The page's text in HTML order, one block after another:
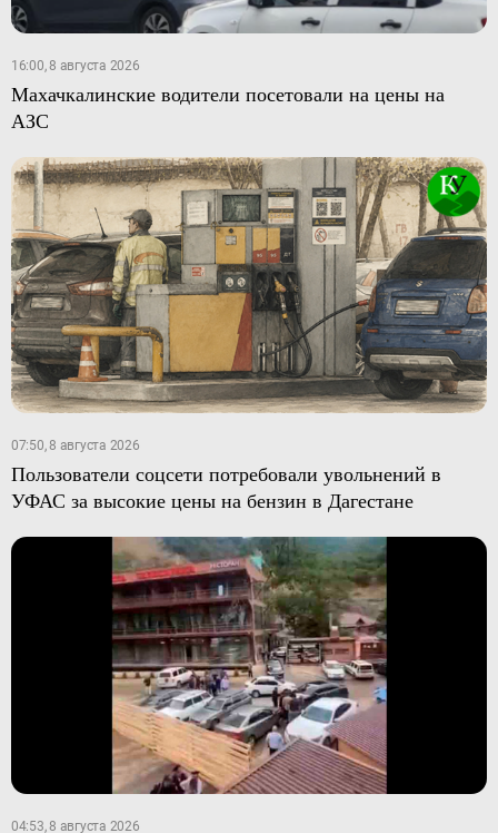
16:00, 8 августа 2026
Махачкалинские водители посетовали на цены на
АЗС
07:50, 8 августа 2026
Пользователи соцсети потребовали увольнений в
УФАС за высокие цены на бензин в Дагестане
04:53, 8 августа 2026